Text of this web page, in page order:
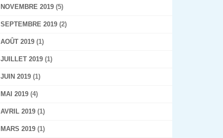
NOVEMBRE 2019 (5)
SEPTEMBRE 2019 (2)
AOÛT 2019 (1)
JUILLET 2019 (1)
JUIN 2019 (1)
MAI 2019 (4)
AVRIL 2019 (1)
MARS 2019 (1)